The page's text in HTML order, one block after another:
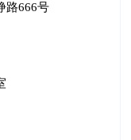
路666号